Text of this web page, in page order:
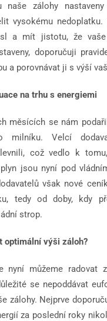
naše zálohy
vysokému
a mít jistotu, že
doporučuji
a porovnávat ji s výší
na trhu s energiemi
měsících se nám
milníku. Velcí
což vedlo k
jsou nyní pod
však nové
tedy od doby, kdy
strop.
optimální výši záloh?
nyní můžeme radovat
se nepoddávat
zálohy. Nejprve
za poslední roky